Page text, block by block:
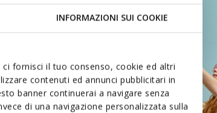
INFORMAZIONI SUI COOKIE
fornisci il tuo consenso, cookie ed altri
contenuti ed annunci pubblicitari in
banner continuerai a navigare senza
di una navigazione personalizzata sulla